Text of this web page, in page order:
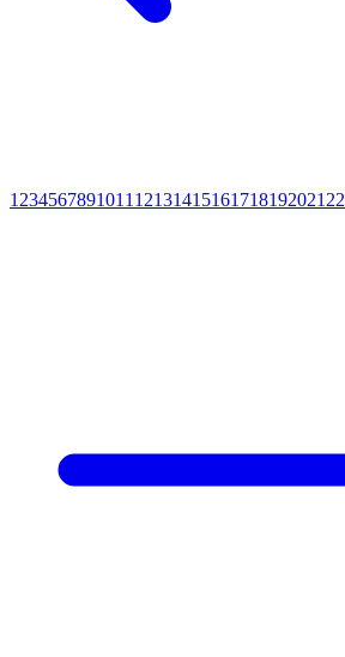
1 234567891011 12131415161718192021 22